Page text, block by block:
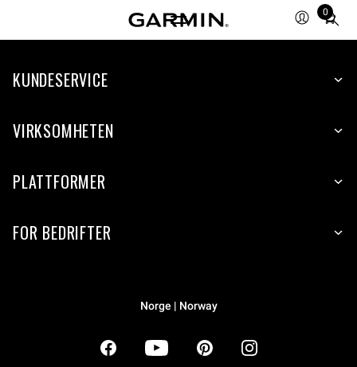
0
Total
items
cart:
KUNDESERVICE
VIRKSOMHETEN
PLATTFORMER
FOR BEDRIFTER
Norge | Norway